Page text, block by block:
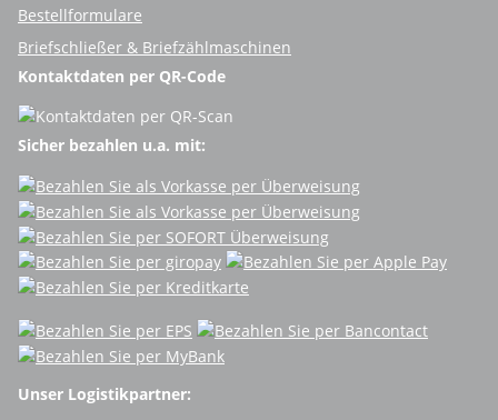
Bestellformulare
Briefschließer & Briefzählmaschinen
Kontaktdaten per QR-Code
Sicher bezahlen u.a. mit:
Unser Logistikpartner: